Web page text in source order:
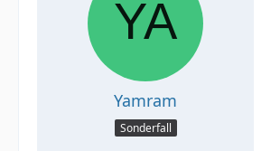
Yamram
Sonderfall